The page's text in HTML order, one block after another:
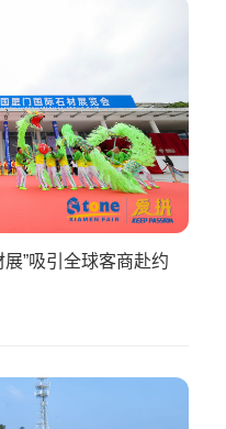
”吸引全球客商赴约